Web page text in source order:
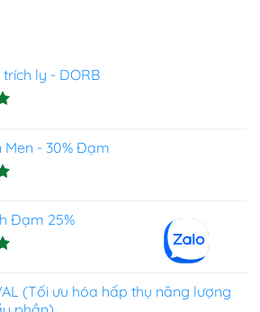
ly - DORB
Men - 30% Đạm
Đạm 25%
(Tối ưu hóa hấp thụ năng lượng